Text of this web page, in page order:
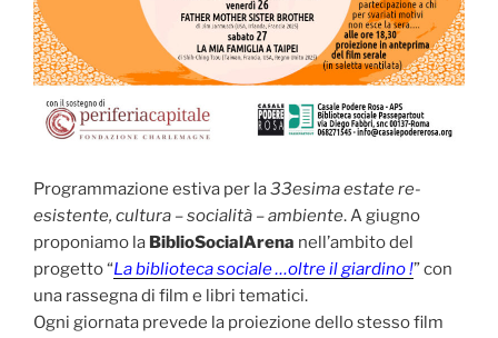
Programmazione estiva per la33esima estate re-
esistente, cultura – socialità – ambiente. A giugno
proponiamo la BiblioSocialArena nell’ambito del
progetto “La biblioteca sociale …oltre il giardino !” con
una rassegna di film e libri tematici.
Ogni giornata prevede la proiezione dello stesso film